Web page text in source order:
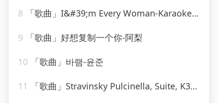
8 「歌曲」I&#39;m Every Woman-Karaoke Diamonds
9 「歌曲」好想复制一个你-阿梨
10 「歌曲」바램-윤준
11 「歌曲」Stravinsky Pulcinella, Suite, K34 III. Scherzino – Allegro – Andantino